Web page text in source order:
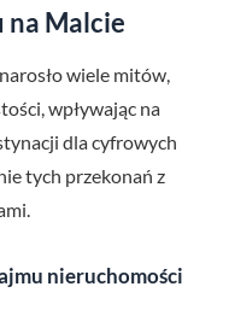
na Malcie
wiele mitów,
wpływając na
dla cyfrowych
tych przekonań z
nieruchomości